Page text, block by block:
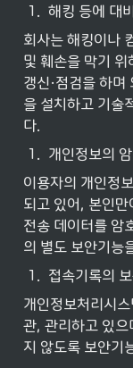
1
해킹 등에 대
회사는 해킹이나
및 훼손을 막기 위
갱신·점검을 하며
을 설치하고 기술
다.
1
개인정보의
이용자의 개인정
되고 있어, 본인만
전송 데이터를 암
의 별도 보안기능
1
접속기록의
개인정보처리시
관, 관리하고 있으
지 않도록 보안기